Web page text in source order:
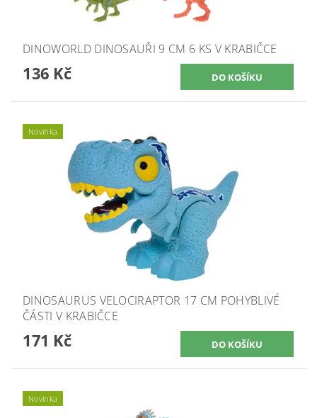
DINOWORLD DINOSAUŘI 9 CM 6 KS V KRABIČCE
136 Kč
Novinka
DINOSAURUS VELOCIRAPTOR 17 CM POHYBLIVÉ
ČÁSTI V KRABIČCE
171 Kč
Novinka